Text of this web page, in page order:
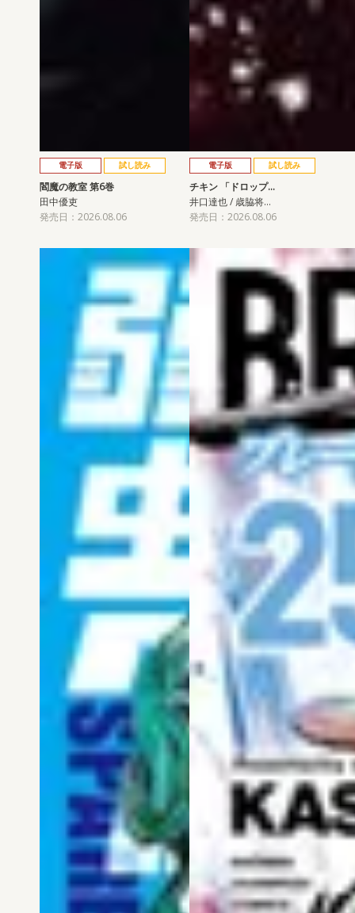
電子版 試し読み
閻魔の教室 第6巻
田中優吏
発売日：2026.08.06
電子版 試し読み
チキン 「ドロップ…
井口達也 / 歳脇将…
発売日：2026.08.06